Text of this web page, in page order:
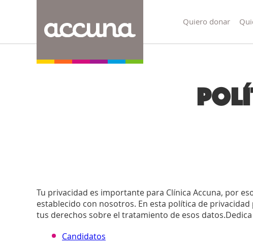
Quiero donar
Tu privacidad es importante para Clínica Accuna, por
establecido con nosotros. En esta política de
tus derechos sobre el tratamiento de esos
Candidatos